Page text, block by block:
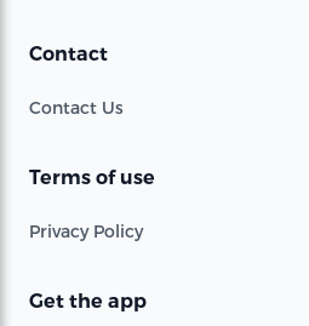
Contact
Contact Us
Terms of use
Privacy Policy
Get the app